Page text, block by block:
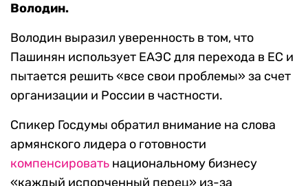
Володин.
Володин выразил уверенность в том, что
Пашинян использует ЕАЭС для перехода в ЕС и
пытается решить «все свои проблемы» за счет
организации и России в частности.
Спикер Госдумы обратил внимание на слова
армянского лидера о готовности
компенсировать национальному бизнесу
«каждый испорченный перец» из-за